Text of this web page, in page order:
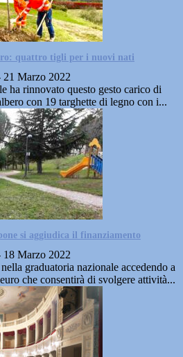
quattro tigli per i nuovi nati
21 Marzo 2022
ha rinnovato questo gesto carico di
con 19 targhette di legno con i...
si aggiudica il finanziamento
18 Marzo 2022
graduatoria nazionale accedendo a
che consentirà di svolgere attività...